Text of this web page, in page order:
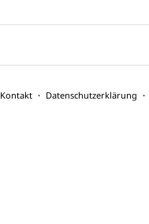
Kontakt Datenschutzerklärung